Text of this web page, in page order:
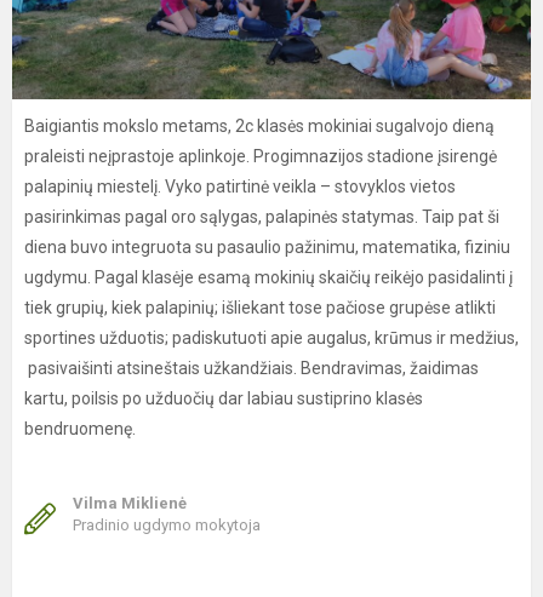
Baigiantis mokslo metams, 2c klasės mokiniai sugalvojo dieną
praleisti neįprastoje aplinkoje. Progimnazijos stadione įsirengė
palapinių miestelį. Vyko patirtinė veikla – stovyklos vietos
pasirinkimas pagal oro sąlygas, palapinės statymas. Taip pat ši
diena buvo integruota su pasaulio pažinimu, matematika, fiziniu
ugdymu. Pagal klasėje esamą mokinių skaičių reikėjo pasidalinti į
tiek grupių, kiek palapinių; išliekant tose pačiose grupėse atlikti
sportines užduotis; padiskutuoti apie augalus, krūmus ir medžius,
pasivaišinti atsineštais užkandžiais. Bendravimas, žaidimas
kartu, poilsis po užduočių dar labiau sustiprino klasės
bendruomenę.
Vilma Miklienė
Pradinio ugdymo mokytoja